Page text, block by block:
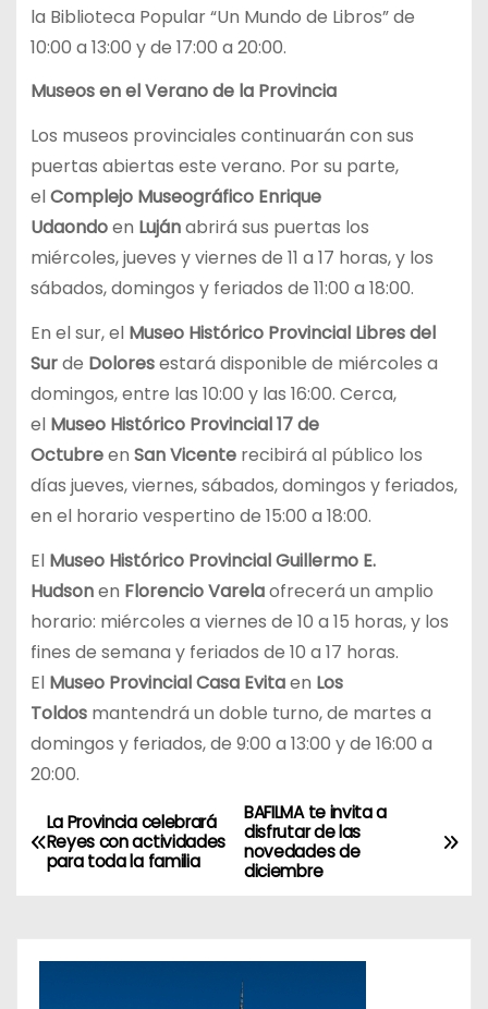
la Biblioteca Popular “Un Mundo de Libros” de
10:00 a 13:00 y de 17:00 a 20:00.
Museos en el Verano de la Provincia
Los museos provinciales continuarán con sus
puertas abiertas este verano. Por su parte,
elComplejo Museográfico Enrique
Udaondoen Lujánabrirá sus puertas los
miércoles, jueves y viernes de 11 a 17 horas, y los
sábados, domingos y feriados de 11:00 a 18:00.
En el sur, el Museo Histórico Provincial Libres del
Surde Doloresestará disponible de miércoles a
domingos, entre las 10:00 y las 16:00. Cerca,
el Museo Histórico Provincial 17 de
Octubreen San Vicente recibirá al público los
días jueves, viernes, sábados, domingos y feriados,
en el horario vespertino de 15:00 a 18:00.
El Museo Histórico Provincial Guillermo E.
Hudsonen Florencio Varelaofrecerá un amplio
horario: miércoles a viernes de 10 a 15 horas, y los
fines de semana y feriados de 10 a 17 horas.
El Museo Provincial Casa Evitaen Los
Toldos mantendrá un doble turno, de martes a
domingos y feriados, de 9:00 a 13:00 y de 16:00 a
20:00.
N
a
e
BAFILMA te invita a
disfrutar de las
novedades de
diciembre
La Provincia celebrará
Reyes con actividades
para toda la familia